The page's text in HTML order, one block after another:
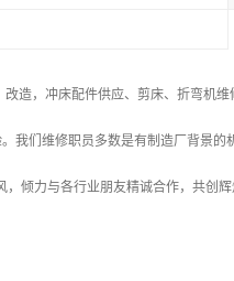
造，冲床配件供应、剪床、折弯机
我们维修职员多数是有制造厂背景
倾力与各行业朋友精诚合作，共创辉